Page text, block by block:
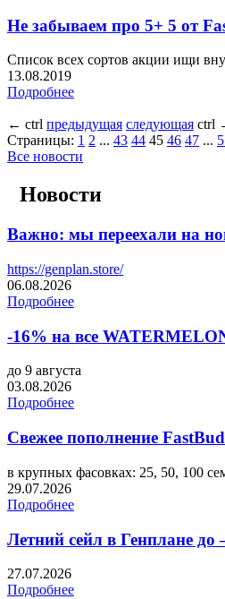
Не забываем про 5+ 5 от
Список всех сортов акции ищи
13.08.2019
Подробнее
← ctrl предыдущая следующая ctrl
Страницы: 1 2 ... 43 44 45 46 47 ...
Все новости
Новости
Важно: мы переехали на
https://genplan.store/
06.08.2026
Подробнее
-16% на все
до 9 августа
03.08.2026
Подробнее
Свежее пополнение
в крупных фасовках: 25, 50, 100
29.07.2026
Подробнее
Летний сейл в Генплане до
27.07.2026
Подробнее